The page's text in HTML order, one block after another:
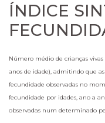
ÍNDICE
Número médio de crianças
anos de idade), admitindo que
fecundidade observadas no
fecundidade por idades, ano a
observadas num determinado